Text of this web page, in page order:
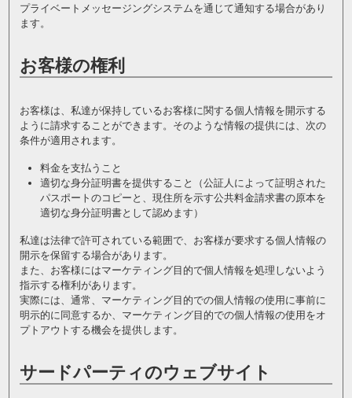
プライベートメッセージングシステムを通じて通知する場合があり
ます。
お客様の権利
お客様は、私達が保持しているお客様に関する個人情報を開示する
ように請求することができます。そのような情報の提供には、次の
条件が適用されます。
料金を支払うこと
適切な身分証明書を提供すること（公証人によって証明された
パスポートのコピーと、現住所を示す公共料金請求書の原本を
適切な身分証明書として認めます）
私達は法律で許可されている範囲で、お客様が要求する個人情報の
開示を保留する場合があります。
また、お客様にはマーケティング目的で個人情報を処理しないよう
指示する権利があります。
実際には、通常、マーケティング目的での個人情報の使用に事前に
明示的に同意するか、マーケティング目的での個人情報の使用をオ
プトアウトする機会を提供します。
サードパーティのウェブサイト